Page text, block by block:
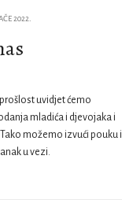
2022.
uvidjet ćemo
mladića i djevojaka i
možemo izvući pouku i
u vezi.